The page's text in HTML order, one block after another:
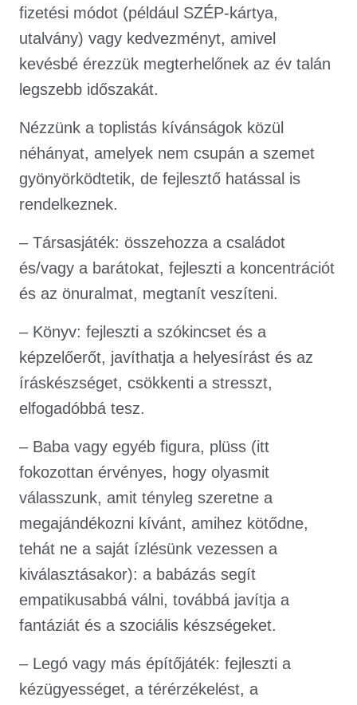
fizetési módot (például SZÉP-kártya,
utalvány) vagy kedvezményt, amivel
kevésbé érezzük megterhelőnek az év talán
legszebb időszakát.
Nézzünk a toplistás kívánságok közül
néhányat, amelyek nem csupán a szemet
gyönyörködtetik, de fejlesztő hatással is
rendelkeznek.
– Társasjáték: összehozza a családot
és/vagy a barátokat, fejleszti a koncentrációt
és az önuralmat, megtanít veszíteni.
– Könyv: fejleszti a szókincset és a
képzelőerőt, javíthatja a helyesírást és az
íráskészséget, csökkenti a stresszt,
elfogadóbbá tesz.
– Baba vagy egyéb figura, plüss (itt
fokozottan érvényes, hogy olyasmit
válasszunk, amit tényleg szeretne a
megajándékozni kívánt, amihez kötődne,
tehát ne a saját ízlésünk vezessen a
kiválasztásakor): a babázás segít
empatikusabbá válni, továbbá javítja a
fantáziát és a szociális készségeket.
– Legó vagy más építőjáték: fejleszti a
kézügyességet, a térérzékelést, a